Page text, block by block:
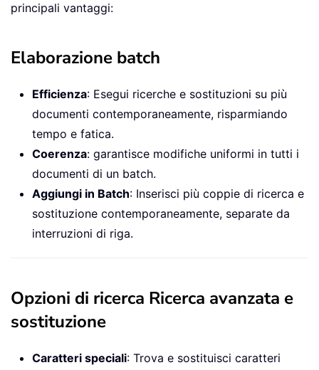
principali vantaggi:
Elaborazione batch
Efficienza: Esegui ricerche e sostituzioni su più
documenti contemporaneamente, risparmiando
tempo e fatica.
Coerenza: garantisce modifiche uniformi in tutti i
documenti di un batch.
Aggiungi in Batch: Inserisci più coppie di ricerca e
sostituzione contemporaneamente, separate da
interruzioni di riga.
Opzioni di ricerca Ricerca avanzata e
sostituzione
Caratteri speciali: Trova e sostituisci caratteri